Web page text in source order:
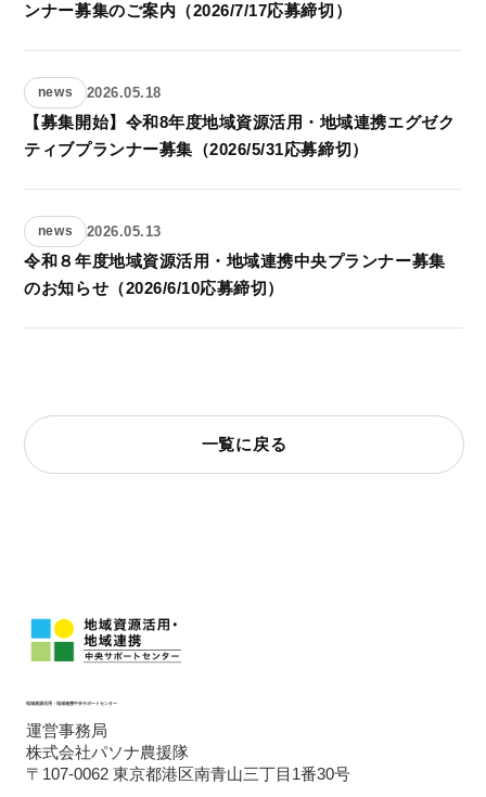
ンナー募集のご案内（2026/7/17応募締切）
news 2026.05.18
【募集開始】令和8年度地域資源活用・地域連携エグゼク
ティブプランナー募集（2026/5/31応募締切）
news 2026.05.13
令和８年度地域資源活用・地域連携中央プランナー募集
のお知らせ（2026/6/10応募締切）
一覧に戻る
地域資源活用・地域連携中央サポートセンター
運営事務局
株式会社パソナ農援隊
〒107-0062 東京都港区南青山三丁目1番30号